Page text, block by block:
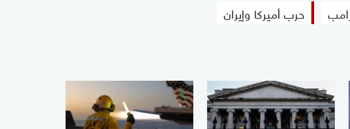
حرب أميركا وإيران